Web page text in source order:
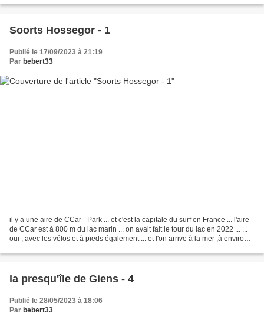
Soorts Hossegor - 1
Publié le 17/09/2023 à 21:19
Par bebert33
il y a une aire de CCar - Park ... et c'est la capitale du surf en France ... l'aire
de CCar est à 800 m du lac marin ... on avait fait le tour du lac en 2022 ... ...
oui , avec les vélos et à pieds également ... et l'on arrive à la mer ,à environ 8
la presqu'île de Giens - 4
Publié le 28/05/2023 à 18:06
Par bebert33